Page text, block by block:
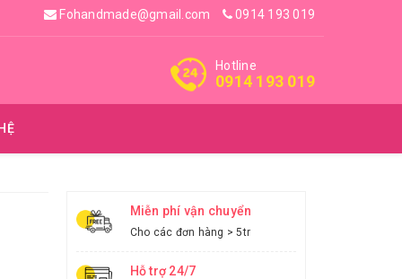
Fohandmade@gmail.com 0914 193 019
Hotline
0914 193 019
Miễn phí vận chuyển
Cho các đơn hàng > 5tr
Hỗ trợ 24/7